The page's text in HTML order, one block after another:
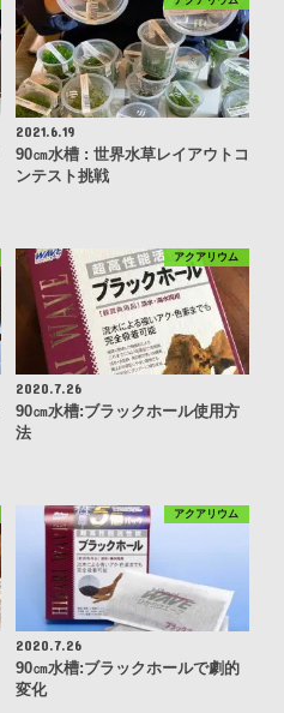
2021.6.19
90㎝水槽 : 世界水草レイアウトコ
ンテスト挑戦
アクアリウム
2020.7.26
90㎝水槽:ブラックホール使用方
法
アクアリウム
2020.7.26
90㎝水槽:ブラックホールで劇的
変化